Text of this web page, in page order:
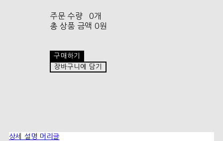
주문 수량
0개
총 상품 금액 0원
구매하기
장바구니에 담기
상세 설명 머리글